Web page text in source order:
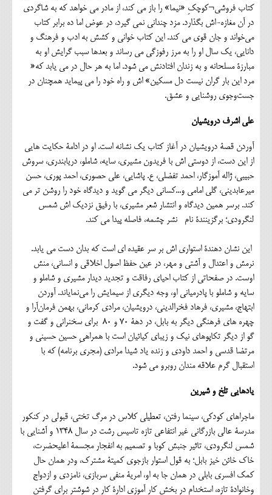
کتاب فروشی¬کوچکِ «نیما» را باز می کند، از مادر می خواهد که به شاگردی
در آن مغازه-اش بگذارد. مزد چندانی نمی گیرد، در عوض اما ده برابر کتاب
می‌خواند و جان قوی می کند. این کتاب خوانی و کشش به ادب و فرهنگ و
دانایی، یک سال او را به مرز رفوزگی می رساند و بعدها سبب گرایش او به
مبارزۀ مسلحانه و به زندان افتادنش می شود. اما به هر حال در می یابد که«
مرد این بار گران نیست دل مسکین» اش و راه خود را می پیماید همچنان در
جست‌وجوی روشنایی و عشق.
علی اشرف درویشیان
آوردن قصۀ درویشیان در آغاز کتاب یک نشانه است. او در ادامۀ حکایت هایی
از این دست، از دوستی اش با فریدون مشیری، سایه، شاملو، دریابندری، سروش
حبیبی، ژاله آموزگار، احمد تفضلی، ع. پاشایی، علی حصوری، احمد پوری، حسن
میرعابدینی، گلی امامی و...کسانی دیگر می گوید و دیدگاه خود را روشن تر می
کند. برسر همین دیدگاه و انتشار شعر مشیری، با رفیق نزدیک اش شمس
لنگرودی؛ برگزینندۀ نام نشر چشمه، فاصله پیدا می کند.
این نشان دهندۀ استواری اش بر سر عقیده ای است که بدان دست می یابد.
نرمش و اعتدال و آشتی و مهر، در عین حفظ اصول اخلاقی و انسانی، منش
اوست. در صفحاتی از کتاب احیای رفاقت و تجدید دیدار مشیری و شاملو و
سایه و شاملو با پادرمیانی او، وجه دیگری از سیمایش را می‌نمایاند. آوردن
ابتهاج، مشیری، فرهاد فخرالدینی، درویشیان، مرادی کرمانی، بهمن فرمان‌آرا و
چهره های فرهنگی دیگر به بابل، در دهۀ 70 و 80 برای سخنرانی و گفت و
گو از دیگر تکاپوهای نیک و زیبای کیائیان است با همراهیِ حسین حسینی و
مرتضا قدسی و احمد داودی و زنده یاد شیدا مرادی (مجری برنامه) که با
استقبال گرم علاقه مندان روبرو می شود.
یادهایی تلخ و شیرین
ماجراهای کودکی، سینما رفتن، تعطیلی کلاس در مرگ تختی، قبولی در کنکور
مدرسۀ عالی بازرگانی غیر انتفاعی تازه تاسیس رشت در سال ۱۳۴۸ و آشنایی با
شمس لنگرودی، تاثیر جنبش کوبا و تصمیم به انفجار مجسمۀ اعلیحضرت،
خاک خائن خیز بابل؛ به قول استوار بازجوی کمیتۀ مشترک، ودر همان حال
کمک افسری بابلی در همان جا به او، امریۀ منفی سربازی، نامزدی و ازدواج
وخانوادۀ تازه، استخدام در بخش کار آموزی ادارۀ کار در شوشتر برای گرفتن